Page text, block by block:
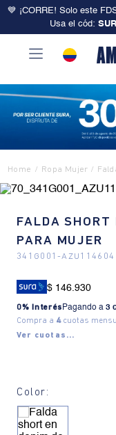
💙 ¡CORRE! Solo este
Usa el cód:
Ropa Mujer
FALDA SHORT
PARA MUJER
341G001-AZU114604
$ 146.930
0% Interés Pagando a 3
Compra a 4cuotas
Ver cuotas...
Color: